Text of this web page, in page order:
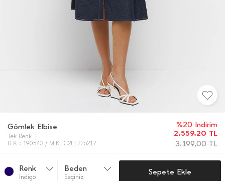
Gömlek Elbise
Tek Renk
Ü.K : 190543 / M.K. C2EL226217
%20 İndirim
2.559,20 TL
3.199,00TL
Renk
İ̇ndi̇go
Beden
Seçiniz
Sepete Ekle